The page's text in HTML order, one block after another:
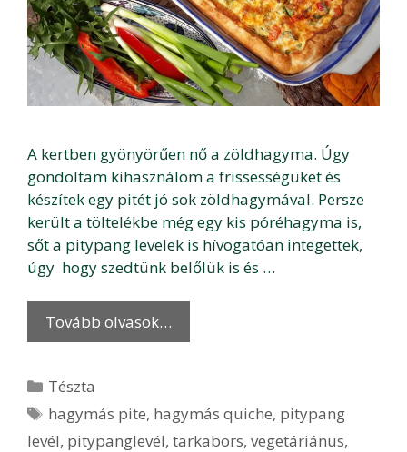
A kertben gyönyörűen nő a zöldhagyma. Úgy
gondoltam kihasználom a frissességüket és
készítek egy pitét jó sok zöldhagymával. Persze
került a töltelékbe még egy kis póréhagyma is,
sőt a pitypang levelek is hívogatóan integettek,
úgy hogy szedtünk belőlük is és …
Tovább olvasok…
Kategória
Tészta
Címkék
hagymás pite, hagymás quiche, pitypang
levél, pitypanglevél, tarkabors, vegetáriánus,